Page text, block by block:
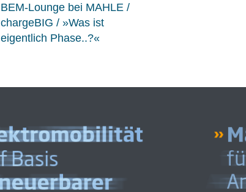
BEM-Lounge bei MAHLE /
chargeBIG / »Was ist
eigentlich Phase..?«